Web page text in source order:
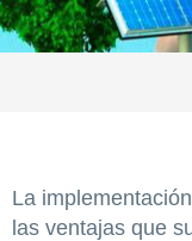
La
las ventajas que